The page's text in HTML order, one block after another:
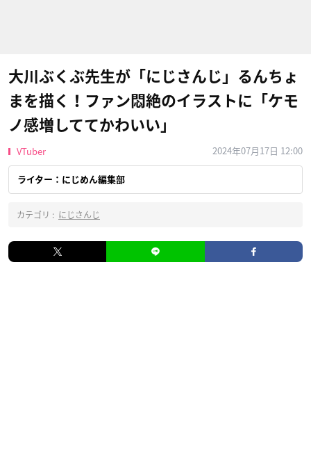
大川ぶくぶ先生が「にじさんじ」るんちょ
まを描く！ファン悶絶のイラストに「ケモ
ノ感増しててかわいい」
VTuber 2024年07月17日 12:00
ライター：にじめん編集部
カテゴリ : にじさんじ